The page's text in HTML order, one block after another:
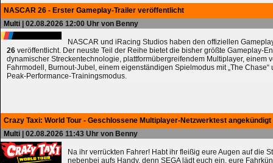
NASCAR 26 - Erster Gameplay-Trailer veröffentlicht
Multi | 02.08.2026 12:00 Uhr von Benny
NASCAR und iRacing Studios haben den offiziellen
26 veröffentlicht. Der neuste Teil der Reihe bietet die bisher größte Gameplay-
dynamischer Streckentechnologie, plattformübergreifendem Multiplayer, einem
Fahrmodell, Burnout-Jubel, einem eigenständigen Spielmodus mit „The
Peak-Performance-Trainingsmodus.
Crazy Taxi: World Tour - Geschlossene Multiplayer-Netzwerktest angekündigt
Multi | 02.08.2026 11:43 Uhr von Benny
Na ihr verrückten Fahrer! Habt ihr fleißig eure Augen auf die
nebenbei aufs Handy, denn SEGA lädt euch ein, eure